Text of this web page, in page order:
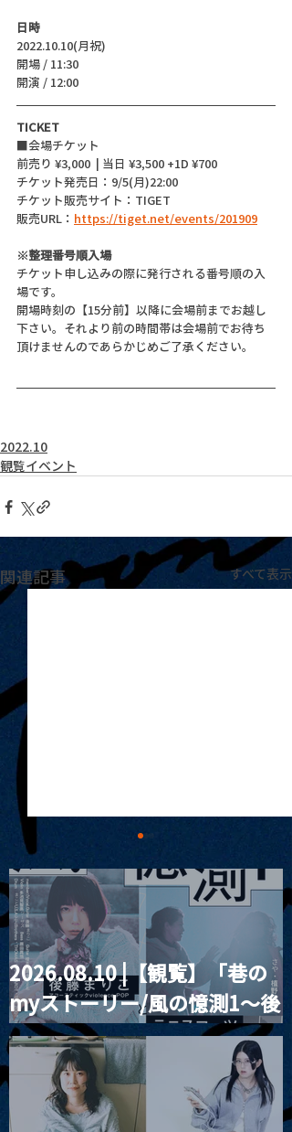
日時
2022.10.10(月祝)
開場 / 11:30
開演 / 12:00
TICKET
■会場チケット
前売り ¥3,000  | 当日 ¥3,500 +1D ¥700
チケット発売日：9/5(月)22:00
チケット販売サイト：TIGET
販売URL： https://tiget.net/events/201909
※整理番号順入場
チケット申し込みの際に発行される番号順の入
場です。
開場時刻の【15分前】以降に会場前までお越し
下さい。それより前の時間帯は会場前でお待ち
頂けませんのであらかじめご了承ください。
2022.10
観覧イベント
関連記事 すべて表示
MoonRomantic
Channel1周年記念Live
2026.08.10 |【観覧】「巷の
myストーリー/風の憶測1～後
藤まりこアコースティック
violence POPとテニスコー
ツ」